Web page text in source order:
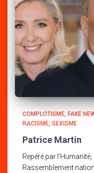
COMPLOTISME FAKE
RACISME SEXISME
Patrice Martin
Repéré par
Rassemblement